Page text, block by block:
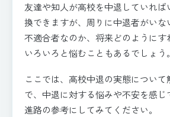
友達や知人が高校を中退していれば
換できますが、周りに中退者がいな
不適合者なのか、将来どのようにす
いろいろと悩むこともあるでしょう。
ここでは、高校中退の実態について
で、中退に対する悩みや不安を感じ
進路の参考にしてみてください。